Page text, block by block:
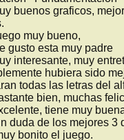
hubiera sido
todas las letras del
bien, muchas